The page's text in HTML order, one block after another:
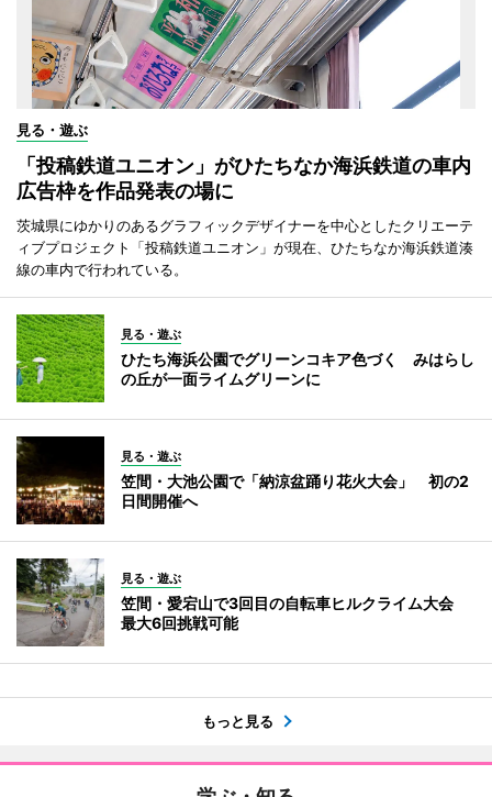
見る・遊ぶ
「投稿鉄道ユニオン」がひたちなか海浜鉄道の車内
広告枠を作品発表の場に
茨城県にゆかりのあるグラフィックデザイナーを中心としたクリエーテ
ィブプロジェクト「投稿鉄道ユニオン」が現在、ひたちなか海浜鉄道湊
線の車内で行われている。
見る・遊ぶ
ひたち海浜公園でグリーンコキア色づく みはらし
の丘が一面ライムグリーンに
見る・遊ぶ
笠間・大池公園で「納涼盆踊り花火大会」 初の2
日間開催へ
見る・遊ぶ
笠間・愛宕山で3回目の自転車ヒルクライム大会
最大6回挑戦可能
もっと見る